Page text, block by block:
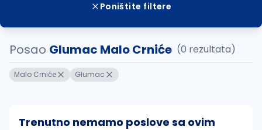
Poništite filtere
Posao Glumac Malo Crniće (0 rezultata)
Malo Crniće Glumac
Trenutno nemamo poslove sa ovim